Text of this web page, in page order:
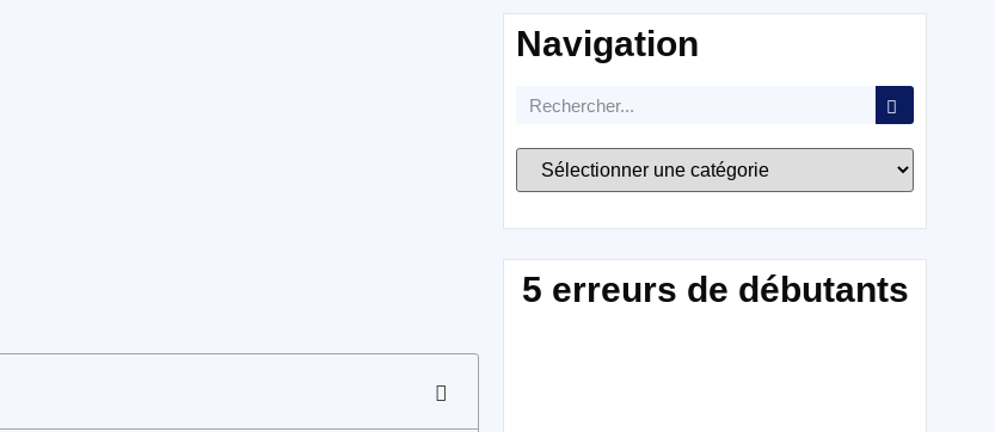
Navigation
5 erreurs de débutants